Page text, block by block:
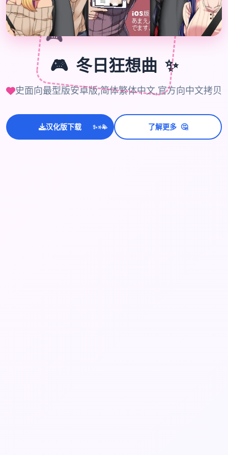
🎮
🎮 冬日狂想曲 ✨
史面向最型版安卓版,简体繁体中文,官方向中文拷贝
汉化版下载 ✨
⭐
💫 了解更多 🤔